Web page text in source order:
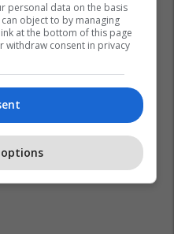
personal data on the basis
object to by managing
at the bottom of this page
withdraw consent in privacy